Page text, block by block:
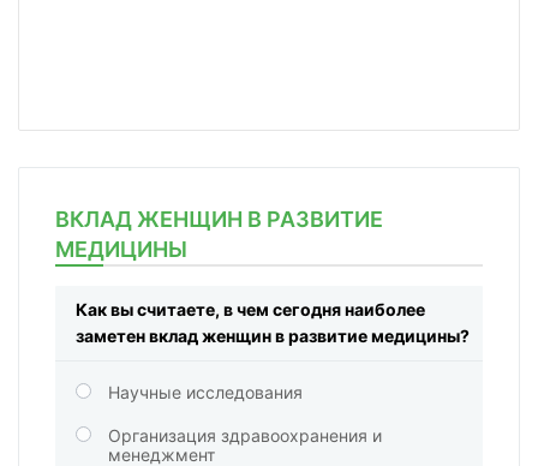
ВКЛАД ЖЕНЩИН В РАЗВИТИЕ
МЕДИЦИНЫ
Как вы считаете, в чем сегодня наиболее
заметен вклад женщин в развитие медицины?
Научные исследования
Организация здравоохранения и
менеджмент